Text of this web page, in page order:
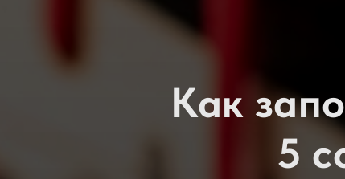
Как
5